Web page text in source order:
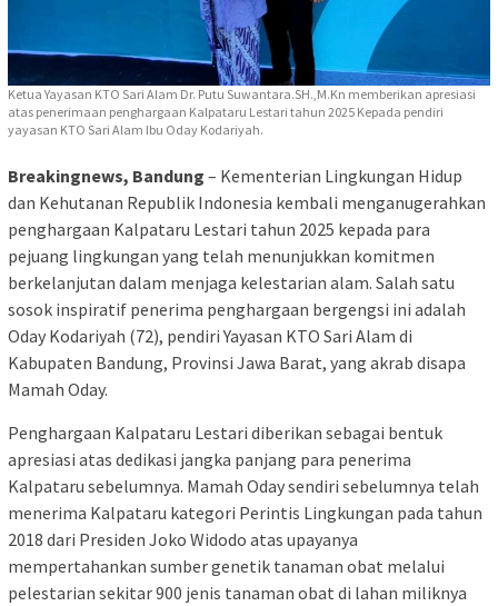
Ketua Yayasan KTO Sari Alam Dr. Putu Suwantara.SH.,M.Kn memberikan apresiasi
atas penerimaan penghargaan Kalpataru Lestari tahun 2025 Kepada pendiri
yayasan KTO Sari Alam Ibu Oday Kodariyah.
Breakingnews, Bandung – Kementerian Lingkungan Hidup
dan Kehutanan Republik Indonesia kembali menganugerahkan
penghargaan Kalpataru Lestari tahun 2025 kepada para
pejuang lingkungan yang telah menunjukkan komitmen
berkelanjutan dalam menjaga kelestarian alam. Salah satu
sosok inspiratif penerima penghargaan bergengsi ini adalah
Oday Kodariyah (72), pendiri Yayasan KTO Sari Alam di
Kabupaten Bandung, Provinsi Jawa Barat, yang akrab disapa
Mamah Oday.
Penghargaan Kalpataru Lestari diberikan sebagai bentuk
apresiasi atas dedikasi jangka panjang para penerima
Kalpataru sebelumnya. Mamah Oday sendiri sebelumnya telah
menerima Kalpataru kategori Perintis Lingkungan pada tahun
2018 dari Presiden Joko Widodo atas upayanya
mempertahankan sumber genetik tanaman obat melalui
pelestarian sekitar 900 jenis tanaman obat di lahan miliknya